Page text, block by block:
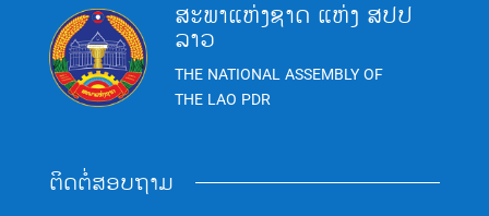
ສະພາແຫ່ງຊາດ ແຫ່ງ ສປປ
ລາວ
THE NATIONAL ASSEMBLY OF
THE LAO PDR
ຕິດຕໍ່ສອບຖາມ